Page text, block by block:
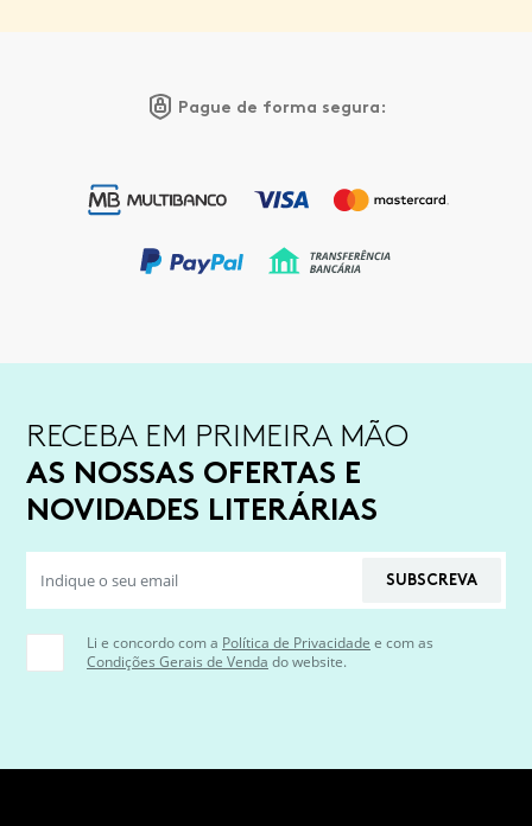
Pague de forma segura:
RECEBA EM PRIMEIRA MÃO
AS NOSSAS OFERTAS E
NOVIDADES LITERÁRIAS
SUBSCREVA
Li e concordo com a Política de Privacidade e com as
Condições Gerais de Venda do website.